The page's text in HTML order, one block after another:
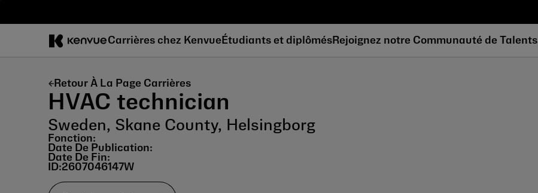
Carrières chez Kenvue Étudiants et diplômésRejoignez notre Communauté de Talents
Retour À La Page Carrières
HVAC technician
Sweden, Skane County, Helsingborg
Fonction:
Date De Publication:
Date De Fin:
ID:2607046147W